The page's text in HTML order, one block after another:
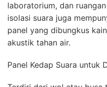
laboratorium, dan
isolasi suara juga
panel yang dibungkus
akustik tahan air.
Panel Kedap Suara untuk